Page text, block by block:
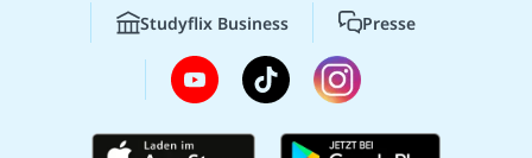
Studyflix Business Presse